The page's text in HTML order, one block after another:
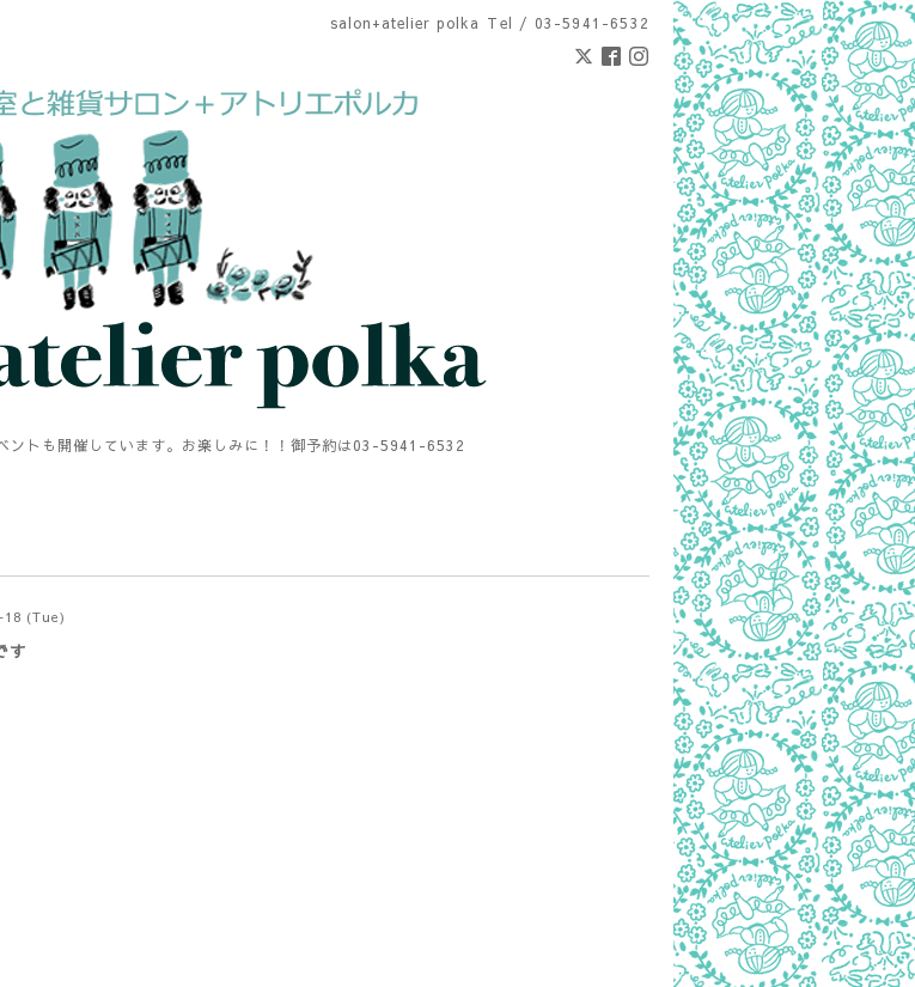
salon+atelier polka Tel / 03-5941-6532
ントも開催しています。お楽しみに！！御予約は03-5941-6532
(Tue)
す